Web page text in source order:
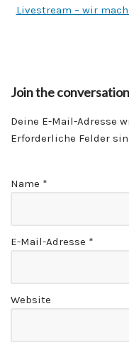
Livestream – wir
Join the conversation
Deine E-Mail-Adresse
Erforderliche Felder
Name *
E-Mail-Adresse *
Website